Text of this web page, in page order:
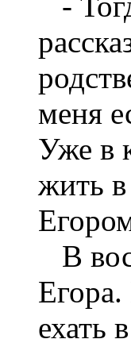
меня
Уже в
жить
В
Егора.
ехать